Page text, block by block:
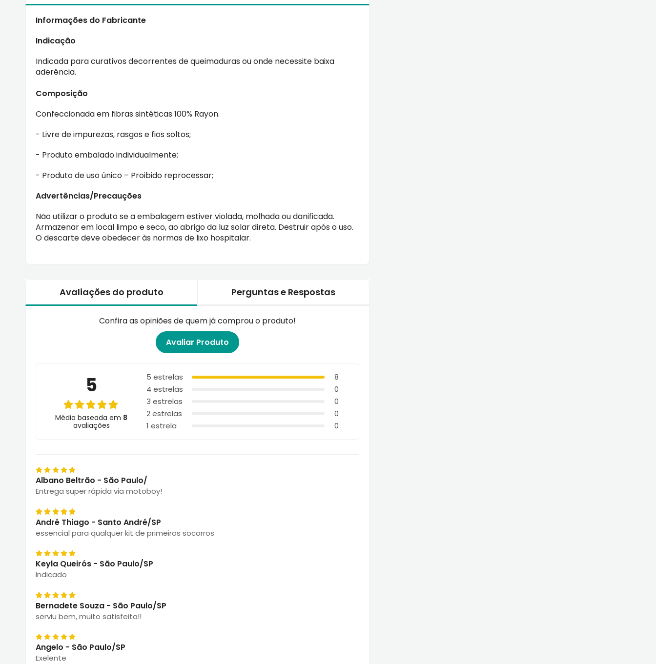
Informações do Fabricante
Indicação
Indicada para curativos decorrentes de queimaduras ou onde necessite baixa
aderência.
Composição
Confeccionada em fibras sintéticas 100% Rayon.
- Livre de impurezas, rasgos e fios soltos;
- Produto embalado individualmente;
- Produto de uso único – Proibido reprocessar;
Advertências/Precauções
Não utilizar o produto se a embalagem estiver violada, molhada ou danificada.
Armazenar em local limpo e seco, ao abrigo da luz solar direta. Destruir após o uso.
O descarte deve obedecer às normas de lixo hospitalar.
Avaliações do produto Perguntas e Respostas
Confira as opiniões de quem já comprou o produto!
Avaliar Produto
5
Média baseada em 8
avaliações
5 estrelas
8
4 estrelas
0
3 estrelas
0
2 estrelas
0
1 estrela
0
Albano Beltrão - São Paulo/
Entrega super rápida via motoboy!
André Thiago - Santo André/SP
essencial para qualquer kit de primeiros socorros
Keyla Queirós - São Paulo/SP
Indicado
Bernadete Souza - São Paulo/SP
serviu bem, muito satisfeita!!
Angelo - São Paulo/SP
Exelente